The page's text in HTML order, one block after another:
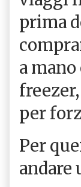
prima
a
per
Per
andare